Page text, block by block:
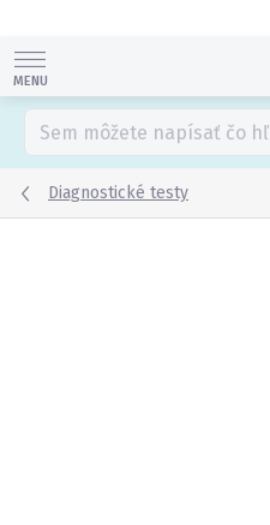
obsah
Diagnostické testy